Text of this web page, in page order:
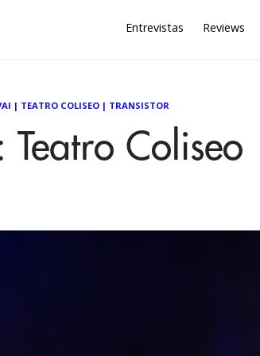
Entrevistas Reviews
| TEATRO COLISEO | TRANSISTOR
Teatro Coliseo